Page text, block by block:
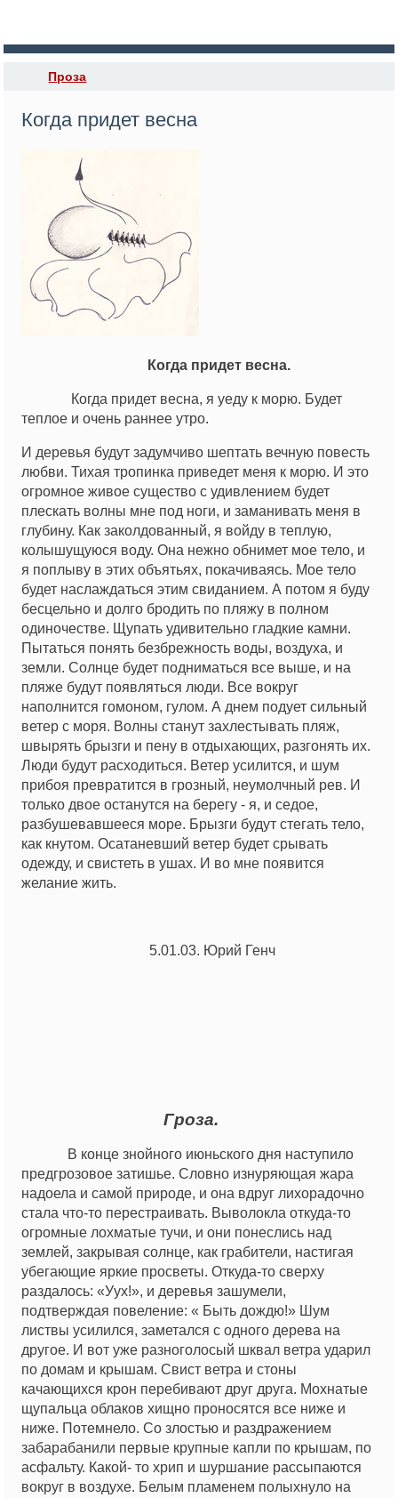
Проза
Когда придет весна
Когда придет весна.
Когда придет весна, я уеду к морю. Будет
теплое и очень раннее утро.
И деревья будут задумчиво шептать вечную повесть
любви. Тихая тропинка приведет меня к морю. И это
огромное живое существо с удивлением будет
плескать волны мне под ноги, и заманивать меня в
глубину. Как заколдованный, я войду в теплую,
колышущуюся воду. Она нежно обнимет мое тело, и
я поплыву в этих объятьях, покачиваясь. Мое тело
будет наслаждаться этим свиданием. А потом я буду
бесцельно и долго бродить по пляжу в полном
одиночестве. Щупать удивительно гладкие камни.
Пытаться понять безбрежность воды, воздуха, и
земли. Солнце будет подниматься все выше, и на
пляже будут появляться люди. Все вокруг
наполнится гомоном, гулом. А днем подует сильный
ветер с моря. Волны станут захлестывать пляж,
швырять брызги и пену в отдыхающих, разгонять их.
Люди будут расходиться. Ветер усилится, и шум
прибоя превратится в грозный, неумолчный рев. И
только двое останутся на берегу - я, и седое,
разбушевавшееся море. Брызги будут стегать тело,
как кнутом. Осатаневший ветер будет срывать
одежду, и свистеть в ушах. И во мне появится
желание жить.
5.01.03. Юрий Генч
Гроза.
В конце знойного июньского дня наступило
предгрозовое затишье. Словно изнуряющая жара
надоела и самой природе, и она вдруг лихорадочно
стала что-то перестраивать. Выволокла откуда-то
огромные лохматые тучи, и они понеслись над
землей, закрывая солнце, как грабители, настигая
убегающие яркие просветы. Откуда-то сверху
раздалось: «Уух!», и деревья зашумели,
подтверждая повеление: « Быть дождю!» Шум
листвы усилился, заметался с одного дерева на
другое. И вот уже разноголосый шквал ветра ударил
по домам и крышам. Свист ветра и стоны
качающихся крон перебивают друг друга. Мохнатые
щупальца облаков хищно проносятся все ниже и
ниже. Потемнело. Со злостью и раздражением
забарабанили первые крупные капли по крышам, по
асфальту. Какой- то хрип и шуршание рассыпаются
вокруг в воздухе. Белым пламенем полыхнуло на